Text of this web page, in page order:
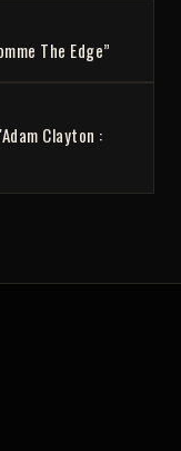
The Edge”
Clayton :